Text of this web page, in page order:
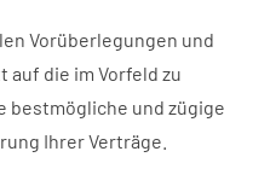
Vorüberlegungen und
die im Vorfeld zu
bestmögliche und zügige
Ihrer Verträge.